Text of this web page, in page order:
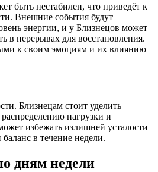
быть нестабилен, что приведёт к
Внешние события будут
энергии, и у Близнецов может
в перерывах для восстановления.
к своим эмоциям и их влиянию
Близнецам стоит уделить
нагрузки и
избежать излишней усталости
в течение недели.
дням недели